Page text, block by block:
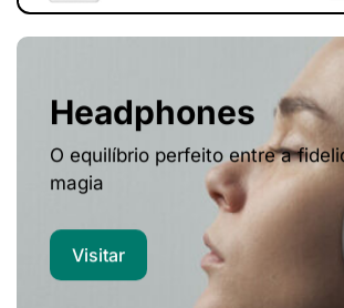
Headphones
O equilíbrio perfeito entre a
magia
Visitar